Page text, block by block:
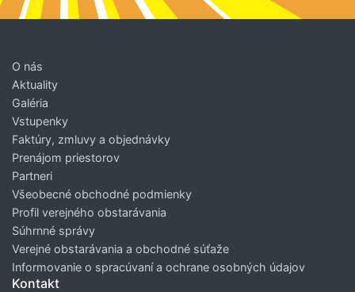
O nás
Aktuality
Galéria
Vstupenky
Faktúry, zmluvy a objednávky
Prenájom priestorov
Partneri
Všeobecné obchodné podmienky
Profil verejného obstarávania
Súhrnné správy
Verejné obstarávania a obchodné súťaže
Informovanie o spracúvaní a ochrane osobných údajov
Kontakt